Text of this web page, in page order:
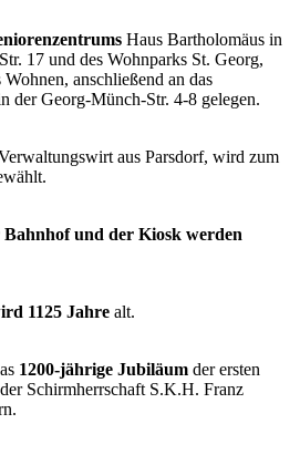
Haus Bartholomäus in
17 und des Wohnparks St. Georg,
Wohnen, anschließend an das
der Georg-Münch-Str. 4-8 gelegen.
aus Parsdorf, wird zum
und der Kiosk werden
1125 Jahre alt.
1200-jährige Jubiläum der ersten
Schirmherrschaft S.K.H. Franz